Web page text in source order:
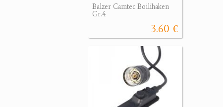
Balzer Camtec Boilihaken
Gr.4
3.60 €